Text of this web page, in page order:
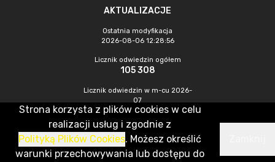
AKTUALIZACJE
Ostatnia modyfikacja
2026-08-06 12:28:56
Licznik odwiedzin ogółem
105 308
Licznik odwiedzin w m-cu 2026-
07
684
CMS & Hosting: Nefeni Sp. z o.o.
Strona korzysta z plików cookies w celu
realizacji usług i zgodnie z
Polityką Plików Cookies. Możesz określić
warunki przechowywania lub dostępu do